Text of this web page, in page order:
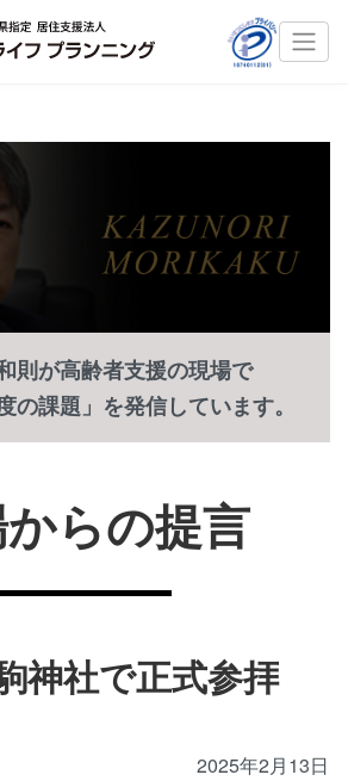
則が高齢者支援の現場で
の課題」を発信しています。
らの提言
神社で正式参拝
2025年2月13日